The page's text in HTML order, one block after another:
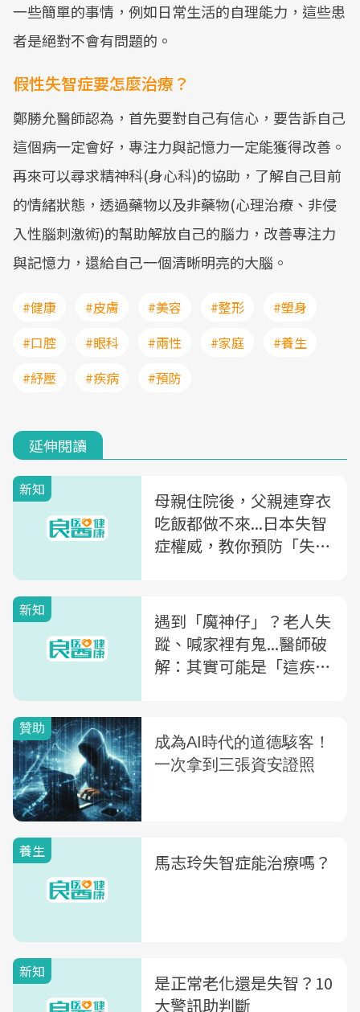
一些簡單的事情，例如日常生活的自理能力，這些患
者是絕對不會有問題的。
假性失智症要怎麼治療？
鄭勝允醫師認為，首先要對自己有信心，要告訴自己
這個病一定會好，專注力與記憶力一定能獲得改善。
再來可以尋求精神科(身心科)的協助，了解自己目前
的情緒狀態，透過藥物以及非藥物(心理治療、非侵
入性腦刺激術)的幫助解放自己的腦力，改善專注力
與記憶力，還給自己一個清晰明亮的大腦。
#健康 #皮膚 #美容 #整形
#塑身
#口腔
#眼科 #兩性 #家庭
#養生
#紓壓
#疾病 #預防
延伸閱讀
新知
母親住院後，父親連穿衣
吃飯都做不來...日本失智
症權威，教你預防「失智
新知
遇到「魔神仔」？老人失
蹤、喊家裡有鬼...醫師破
解：其實可能是「這疾
養生 馬志玲失智症能治療嗎？
新知
是正常老化還是失智？10
大警訊助判斷